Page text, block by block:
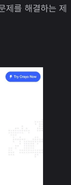
제를 해결하는 제